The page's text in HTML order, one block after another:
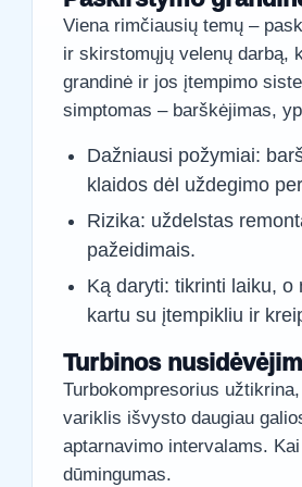
Viena rimčiausių temų –
ir skirstomųjų velenų darbą,
grandinė ir jos įtempimo
simptomas – barškėjimas,
Dažniausi požymiai:
klaidos dėl uždegimo
Rizika: uždelstas
pažeidimais.
Ką daryti: tikrinti laiku,
kartu su įtempikliu ir
Turbinos
Turbokompresorius
variklis išvysto daugiau
aptarnavimo intervalams.
dūmingumas.